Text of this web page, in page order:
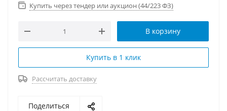
Купить через тендер или аукцион (44/223 ФЗ)
В корзину
Купить в 1 клик
Рассчитать доставку
Поделиться